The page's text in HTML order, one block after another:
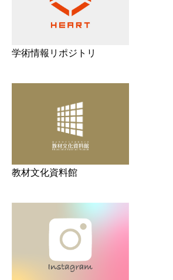
学術情報リポジトリ
教材文化資料館